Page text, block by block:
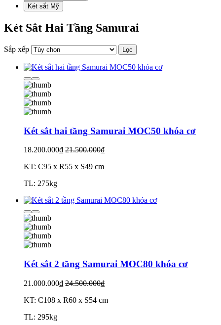
Két sắt Mỹ
Két Sắt Hai Tầng Samurai
Sắp xếp Lọc
Két sắt hai tầng Samurai MOC50 khóa cơ
18.200.000₫ 21.500.000₫
KT: C95 x R55 x S49 cm
TL: 275kg
Két sắt 2 tầng Samurai MOC80 khóa cơ
21.000.000₫ 24.500.000₫
KT: C108 x R60 x S54 cm
TL: 295kg